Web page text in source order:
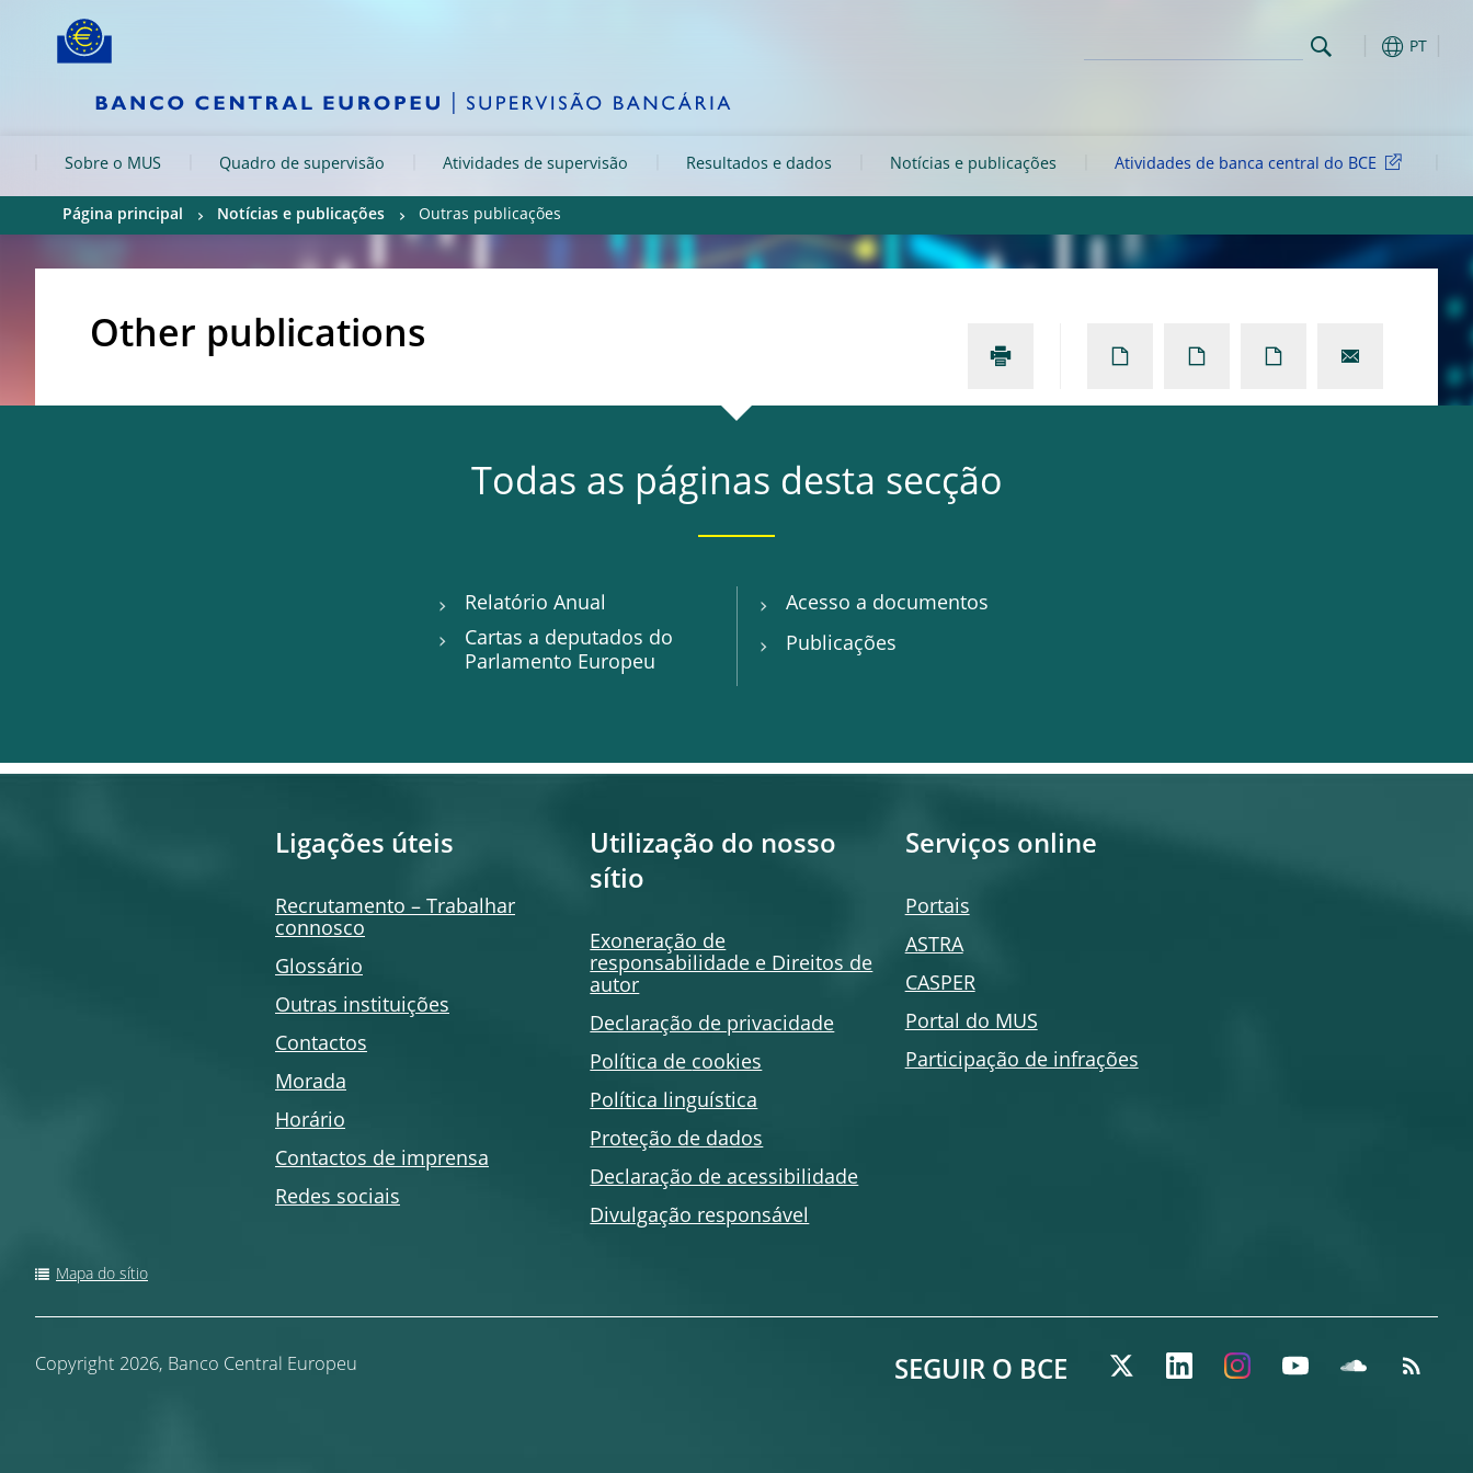
Skip to:
PT
Sobre o MUS Quadro de supervisão Atividades de supervisão Resultados e dados Notícias e publicações Atividades de banca central do BCE
Página principal Notícias e publicações Outras publicações
Other publications
Todas as páginas desta secção
Relatório Anual
Cartas a deputados do
Parlamento Europeu
Acesso a documentos
Publicações
Ligações úteis
Recrutamento – Trabalhar
connosco
Glossário
Outras instituições
Contactos
Morada
Horário
Contactos de imprensa
Redes sociais
Utilização do nosso
sítio
Exoneração de
responsabilidade e Direitos de
autor
Declaração de privacidade
Política de cookies
Política linguística
Proteção de dados
Declaração de acessibilidade
Divulgação responsável
Serviços online
Portais
ASTRA
CASPER
Portal do MUS
Participação de infrações
Mapa do sítio
Copyright 2026, Banco Central Europeu SEGUIR O BCE